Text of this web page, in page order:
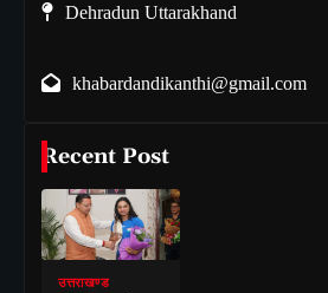
Dehradun Uttarakhand
khabardandikanthi@gmail.com
Recent Post
उत्तराखण्ड